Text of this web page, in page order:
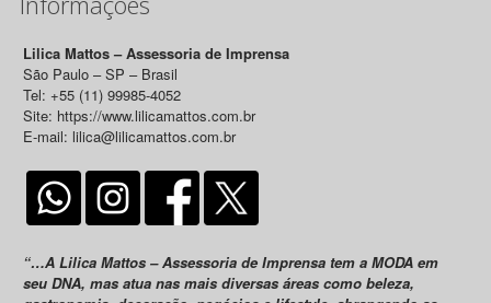
Lilica Mattos – Assessoria de Imprensa
São Paulo – SP – Brasil
Tel: +55 (11) 99985-4052
Site: https://www.lilicamattos.com.br
E-mail: lilica@lilicamattos.com.br
“…A Lilica Mattos – Assessoria de Imprensa tem a MODA em
seu DNA, mas atua nas mais diversas áreas como beleza,